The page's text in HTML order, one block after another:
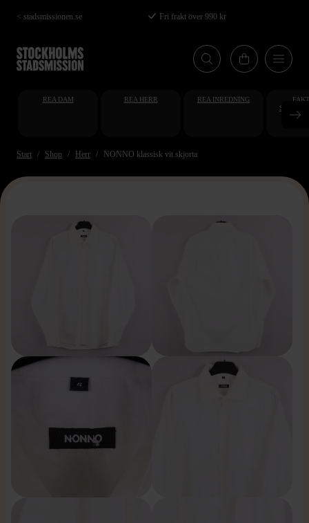
Hoppa
till
huvudinnehåll
< stadsmissionen.se Fri frakt över 990 kr
REA DAM REA HERR REA INREDNING
Start Shop Herr NONNO klassisk vit skjorta